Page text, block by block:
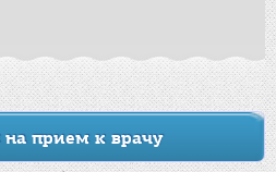
на прием к врачу